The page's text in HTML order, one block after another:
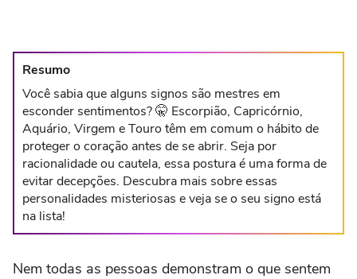
Resumo
Você sabia que alguns signos são mestres em
esconder sentimentos? 🤫 Escorpião, Capricórnio,
Aquário, Virgem e Touro têm em comum o hábito de
proteger o coração antes de se abrir. Seja por
racionalidade ou cautela, essa postura é uma forma de
evitar decepções. Descubra mais sobre essas
personalidades misteriosas e veja se o seu signo está
na lista!
Nem todas as pessoas demonstram o que sentem